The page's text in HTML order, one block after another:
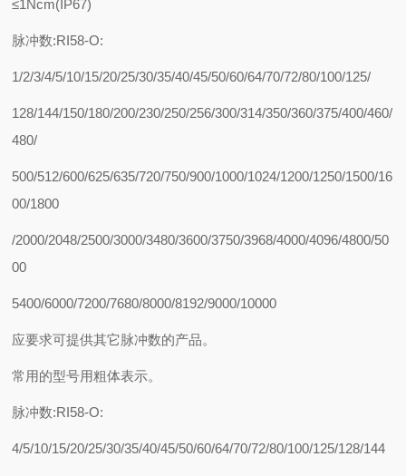
≤1Ncm(IP67)
脉冲数:RI58-O:
1/2/3/4/5/10/15/20/25/30/35/40/45/50/60/64/70/72/80/100/125/
128/144/150/180/200/230/250/256/300/314/350/360/375/400/460/
480/
500/512/600/625/635/720/750/900/1000/1024/1200/1250/1500/16
00/1800
/2000/2048/2500/3000/3480/3600/3750/3968/4000/4096/4800/50
00
5400/6000/7200/7680/8000/8192/9000/10000
应要求可提供其它脉冲数的产品。
常用的型号用粗体表示。
脉冲数:RI58-O:
4/5/10/15/20/25/30/35/40/45/50/60/64/70/72/80/100/125/128/144